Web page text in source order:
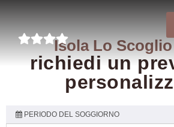
Isola Lo
richiedi un